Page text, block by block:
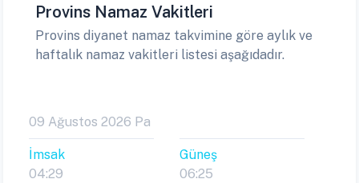
Provins Namaz Vakitleri
Provins diyanet namaz takvimine göre aylık ve
haftalık namaz vakitleri listesi aşağıdadır.
09 Ağustos 2026 Pa
İmsak
04:29
Güneş
06:25